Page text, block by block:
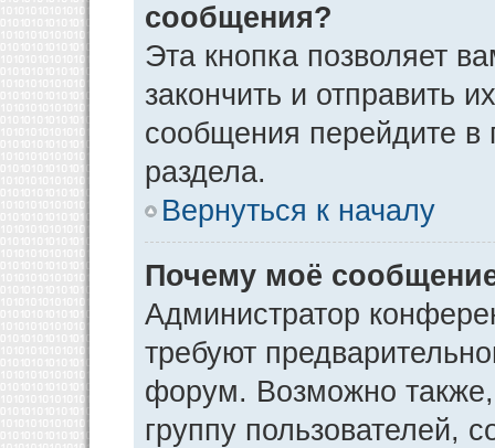
сообщения?
Эта кнопка позволяет
закончить и отправить
сообщения перейдите в
раздела.
Вернуться к началу
Почему моё
Администратор
требуют
форум. Возможно
группу пользователей,